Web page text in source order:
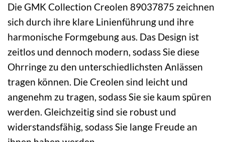
Die GMK Collection Creolen 89037875 zeichnen
sich durch ihre klare Linienführung und ihre
harmonische Formgebung aus. Das Design ist
zeitlos und dennoch modern, sodass Sie diese
Ohrringe zu den unterschiedlichsten Anlässen
tragen können. Die Creolen sind leicht und
angenehm zu tragen, sodass Sie sie kaum spüren
werden. Gleichzeitig sind sie robust und
widerstandsfähig, sodass Sie lange Freude an